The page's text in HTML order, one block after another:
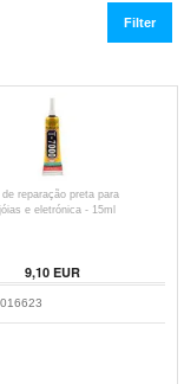
Filter
reparação preta para
e eletrónica - 15ml
9,10EUR